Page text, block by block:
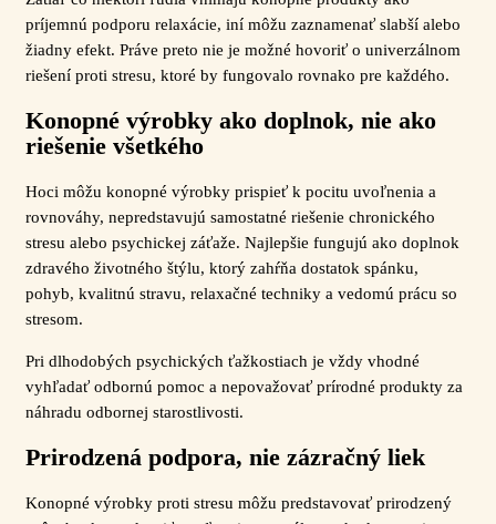
príjemnú podporu relaxácie, iní môžu zaznamenať slabší alebo
žiadny efekt. Práve preto nie je možné hovoriť o univerzálnom
riešení proti stresu, ktoré by fungovalo rovnako pre každého.
Konopné výrobky ako doplnok, nie ako
riešenie všetkého
Hoci môžu konopné výrobky prispieť k pocitu uvoľnenia a
rovnováhy, nepredstavujú samostatné riešenie chronického
stresu alebo psychickej záťaže. Najlepšie fungujú ako doplnok
zdravého životného štýlu, ktorý zahŕňa dostatok spánku,
pohyb, kvalitnú stravu, relaxačné techniky a vedomú prácu so
stresom.
Pri dlhodobých psychických ťažkostiach je vždy vhodné
vyhľadať odbornú pomoc a nepovažovať prírodné produkty za
náhradu odbornej starostlivosti.
Prirodzená podpora, nie zázračný liek
Konopné výrobky proti stresu môžu predstavovať prirodzený